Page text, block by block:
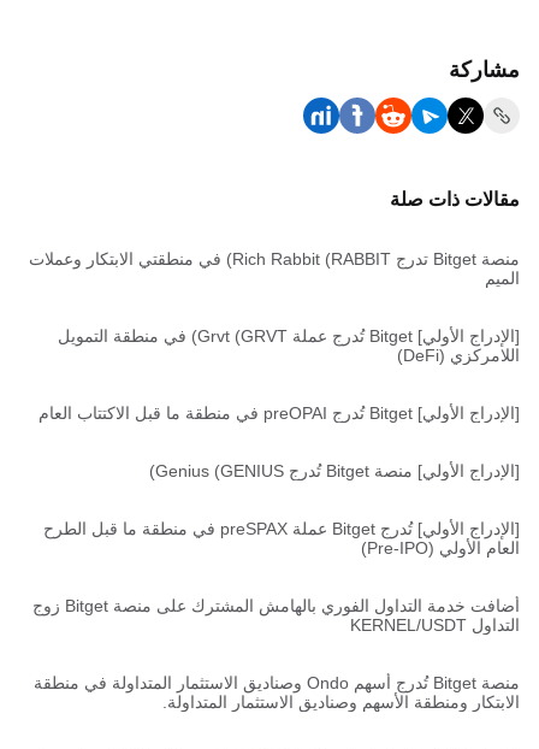
مشاركة
مقالات ذات صلة
منصة Bitget تدرج Rich Rabbit (RABBIT) في منطقتي الابتكار وعملات
الميم
[الإدراج الأولي] Bitget تُدرج عملة Grvt (GRVT) في منطقة التمويل
اللامركزي (DeFi)
[الإدراج الأولي] Bitget تُدرج preOPAI في منطقة ما قبل الاكتتاب العام
[الإدراج الأولي] منصة Bitget تُدرج Genius (GENIUS)
[الإدراج الأولي] تُدرج Bitget عملة preSPAX في منطقة ما قبل الطرح
العام الأولي (Pre-IPO)
أضافت خدمة التداول الفوري بالهامش المشترك على منصة Bitget زوج
التداول KERNEL/USDT
منصة Bitget تُدرج أسهم Ondo وصناديق الاستثمار المتداولة في منطقة
الابتكار ومنطقة الأسهم وصناديق الاستثمار المتداولة.